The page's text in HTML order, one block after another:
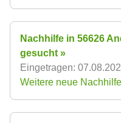
Nachhilfe in 56626
gesucht »
Eingetragen:
Weitere neue